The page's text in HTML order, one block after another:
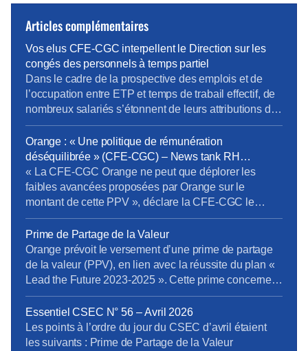
Articles complémentaires
Vos elus CFE-CGC interpellent le Direction sur les
congés des personnels à temps partiel
Dans le cadre de la prospective des emplois et de
l’occupation entre ETP et temps de trabail effectif, de
nombreux salariés s’étonnent de leurs attributions de
jour de congés. En effet pour pouvoir passer en temps
partiel, il est important d’en connaître toutes les règles
RH notamment les conséquences sur la paye, les
ICPC, la […]
Orange : « Une politique de rémunération
déséquilibrée » (CFE-CGC) – News tank RH
management
« La CFE-CGC Orange ne peut que déplorer les
faibles avancées proposées par Orange sur le
montant de cette PPV », déclare la CFE-CGC le
11/05/2026. L’organisation syndicale s’exprime au
sujet du versement d’une PPV, en lien avec la
réussite du plan « Lead the Future 2023-2025 ». « La
CFE-CGC Orange dénonce une nouvelle fois une
politique de rémunération […]
Prime de Partage de la Valeur
Orange prévoit le versement d’une prime de partage
de la valeur (PPV), en lien avec la réussite du plan «
Lead the Future 2023-2025 ». Cette prime concernera
les salariés liés par un contrat de travail (CDI, CDD et
alternants), les fonctionnaires en activité et les
intérimaires à la date de signature de la décision […]
Essentiel CSEC N° 56 – Avril 2026
Les points à l’ordre du jour du CSEC d’avril étaient
les suivants : Prime de Partage de la Valeur